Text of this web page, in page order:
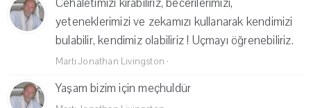
yeteneklerimizi ve zekamızı kullanarak kendimizi
bulabilir, kendimiz olabiliriz ! Uçmayı öğrenebiliriz.
Martı Jonathan Livingston ·
Yaşam bizim için meçhuldür